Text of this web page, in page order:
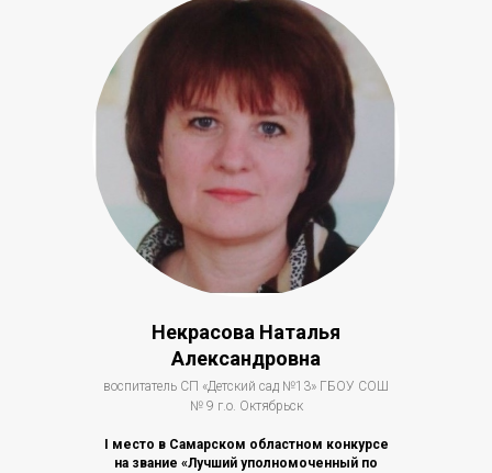
Некрасова Наталья
Александровна
воспитатель СП «Детский сад №13» ГБОУ СОШ
№ 9 г.о. Октябрьск
I место в Самарском областном конкурсе
на звание «Лучший уполномоченный по